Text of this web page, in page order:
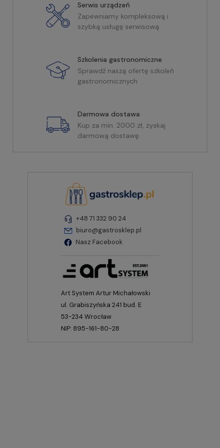
Serwis urządzeń
Zapewniamy kompleksową i
szybką usługę serwisową
Szkolenia gastronomiczne
Sprawdź naszą ofertę szkoleń
gastronomicznych
Darmowa dostawa
Kup za min. 2000 zł, zyskaj
darmową dostawę
+48 71 332 90 24
biuro@gastrosklep.pl
Nasz Facebook
Art System Artur Michałowski
ul. Grabiszyńska 241 bud. E
53-234 Wrocław
NIP: 895-161-80-28